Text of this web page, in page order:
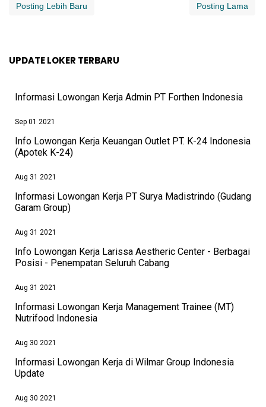
Posting Lebih Baru Posting Lama
UPDATE LOKER TERBARU
Informasi Lowongan Kerja Admin PT Forthen Indonesia
Sep 01 2021
Info Lowongan Kerja Keuangan Outlet PT. K-24 Indonesia
(Apotek K-24)
Aug 31 2021
Informasi Lowongan Kerja PT Surya Madistrindo (Gudang
Garam Group)
Aug 31 2021
Info Lowongan Kerja Larissa Aestheric Center - Berbagai
Posisi - Penempatan Seluruh Cabang
Aug 31 2021
Informasi Lowongan Kerja Management Trainee (MT)
Nutrifood Indonesia
Aug 30 2021
Informasi Lowongan Kerja di Wilmar Group Indonesia
Update
Aug 30 2021